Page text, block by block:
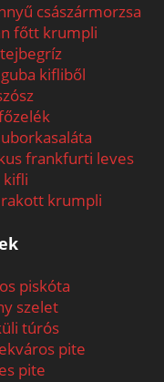
császármorzsa
főtt krumpli
kifliből
frankfurti leves
kifli
rakott krumpli
piskóta
szelet
túrós
pite
pite